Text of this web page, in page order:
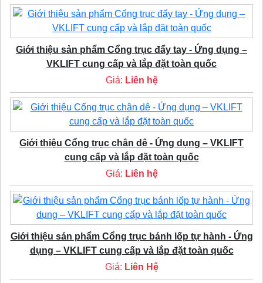
Giới thiệu sản phẩm Cổng trục đẩy tay - Ứng dụng –
VKLIFT cung cấp và lắp đặt toàn quốc
Giá: Liên hệ
Giới thiệu Cổng trục chân dê - Ứng dụng – VKLIFT
cung cấp và lắp đặt toàn quốc
Giá: Liên hệ
Giới thiệu sản phẩm Cổng trục bánh lốp tự hành - Ứng
dụng – VKLIFT cung cấp và lắp đặt toàn quốc
Giá: Liên Hệ